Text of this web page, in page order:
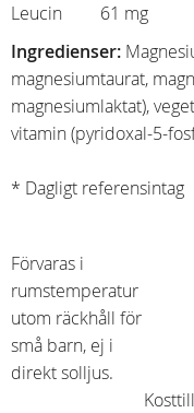
Leucin
61 mg
Ingredienser:
magnesiumtaurat,
magnesiumlaktat),
vitamin (pyridoxal-5-
* Dagligt referensintag
Förvaras i
rumstemperatur
utom räckhåll för
små barn, ej i
direkt solljus.